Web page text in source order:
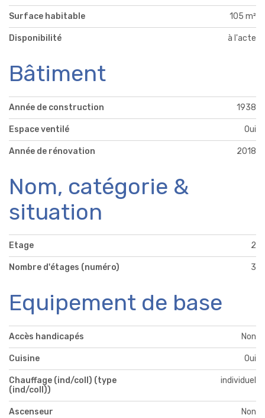
Surface habitable 105 m²
Disponibilité à l'acte
Bâtiment
Année de construction 1938
Espace ventilé Oui
Année de rénovation 2018
Nom, catégorie &
situation
Etage 2
Nombre d'étages (numéro) 3
Equipement de base
Accès handicapés Non
Cuisine Oui
Chauffage (ind/coll) (type
(ind/coll))
individuel
Ascenseur Non